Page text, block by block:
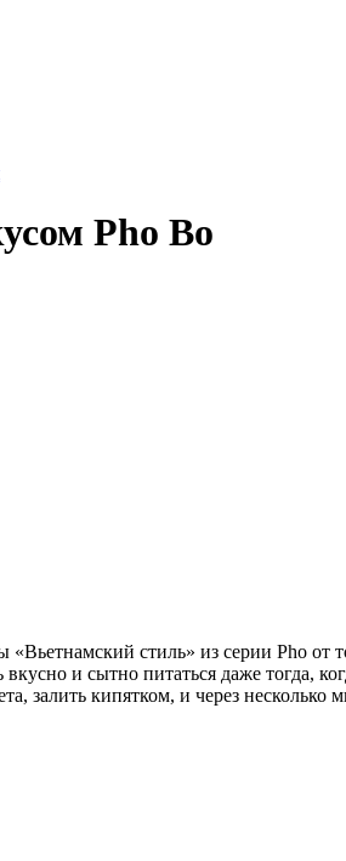
Pho Bo
стиль» из серии Pho
и сытно питаться даже тогда,
залить кипятком, и через несколько